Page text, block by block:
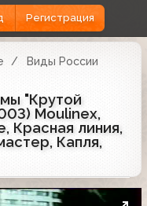
Регистрация
Виды России
"Крутой
Moulinex,
Красная линия,
Капля,